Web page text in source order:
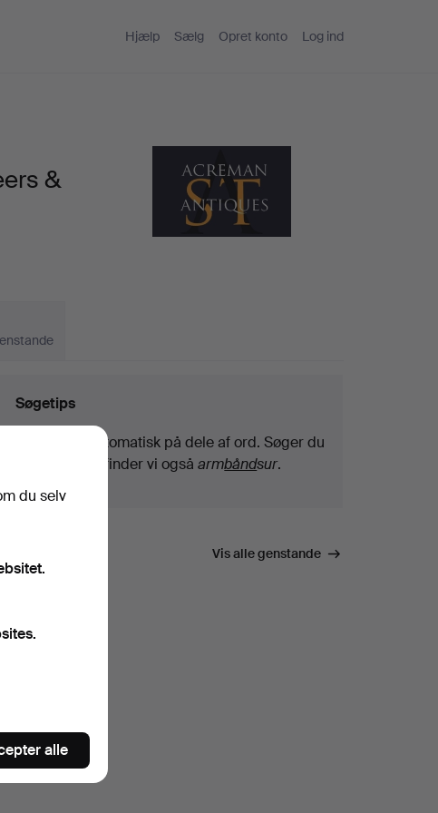
Hjælp Sælg Opret konto Log ind
&
Søgetips
Vi søger automatisk på dele af ord. Søger du
, finder vi ogsåarmbåndsur.
Vis alle genstande
du selv
alle